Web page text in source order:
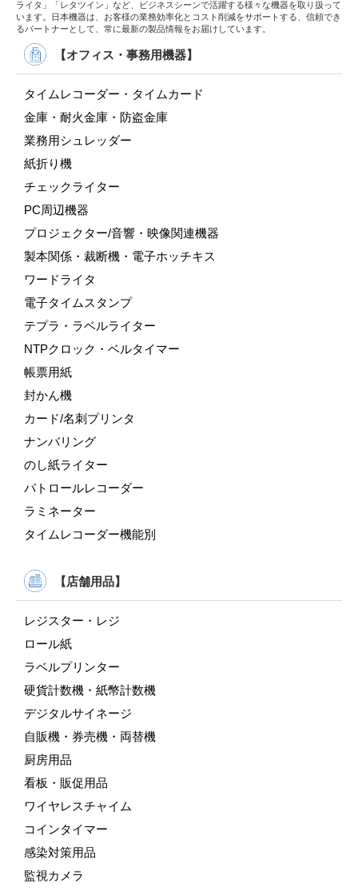
ライタ」「レタツイン」など、ビジネスシーンで活躍する様々な機器を取り扱って
います。日本機器は、お客様の業務効率化とコスト削減をサポートする、信頼でき
るパートナーとして、常に最新の製品情報をお届けしています。
【オフィス・事務用機器】
タイムレコーダー・タイムカード
金庫・耐火金庫・防盗金庫
業務用シュレッダー
紙折り機
チェックライター
PC周辺機器
プロジェクター/音響・映像関連機器
製本関係・裁断機・電子ホッチキス
ワードライタ
電子タイムスタンプ
テプラ・ラベルライター
NTPクロック・ベルタイマー
帳票用紙
封かん機
カード/名刺プリンタ
ナンバリング
のし紙ライター
パトロールレコーダー
ラミネーター
タイムレコーダー機能別
【店舗用品】
レジスター・レジ
ロール紙
ラベルプリンター
硬貨計数機・紙幣計数機
デジタルサイネージ
自販機・券売機・両替機
厨房用品
看板・販促用品
ワイヤレスチャイム
コインタイマー
感染対策用品
監視カメラ